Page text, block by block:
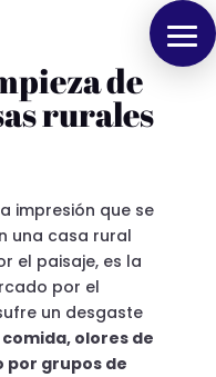
de
rurales
impresión que se
una casa rural
el paisaje, es la
por el
un desgaste
olores de
por grupos de